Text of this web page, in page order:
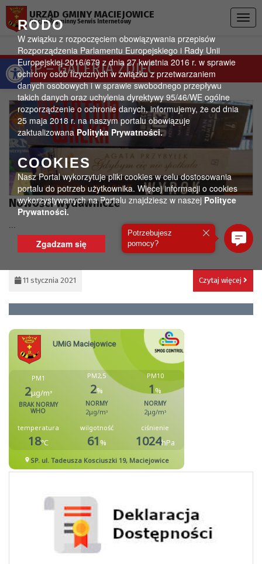
Otwórz pasek narzędzi
RODO
W związku z rozpoczęciem obowiązywania przepisów
Rozporządzenia Parlamentu Europejskiego i Rady Unii
Europejskiej 2016/679 z dnia 27 kwietnia 2016 r. w sprawie
ochrony osób fizycznych w związku z przetwarzaniem
danych osobowych i w sprawie swobodnego przepływu
takich danych oraz uchylenia dyrektywy 95/46/WE ogólne
rozporządzenie o ochronie danych, informujemy, że od dnia
25 maja 2018 r. na naszym portalu obowiązuje
zaktualizowana Polityka Prywatności.
COOKIES
Nasz Portal wykorzytuje pliki cookies w celu dostosowania
portalu do potrzeb użytkownika. Więcej informacji o cookies
wykorzystywanych na Portalu znajdziesz w naszej Polityce
Prywatności.
Zgadzam się
URZĄD GMINY MACIEJOWICE
Oficjalny gminny Serwis Internetowy
GBP – GALERIA ZDJĘĆ
Nowości wydawnicze
...
11 stycznia 2021 Czytaj więcej
Potrzebujesz
pomocy?